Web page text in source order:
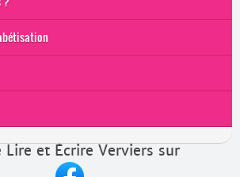
Lire et Écrire Verviers sur